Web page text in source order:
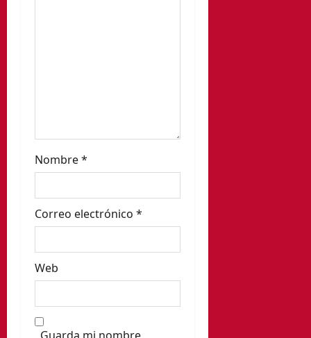
a
s
Nombre*
Correo electrónico *
Web